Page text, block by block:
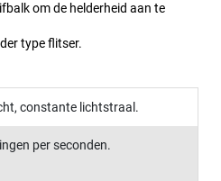
om de helderheid aan te
type flitser.
constante lichtstraal.
per seconden.